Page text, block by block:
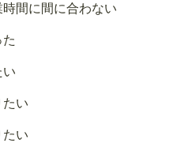
時間に間に合わない
い
たい
たい